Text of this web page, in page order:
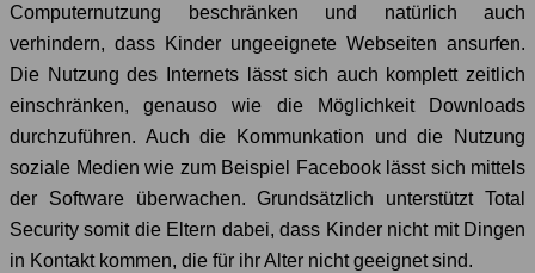
Computernutzung beschränken und natürlich auch
verhindern, dass Kinder ungeeignete Webseiten ansurfen.
Die Nutzung des Internets lässt sich auch komplett zeitlich
einschränken, genauso wie die Möglichkeit Downloads
durchzuführen. Auch die Kommunkation und die Nutzung
soziale Medien wie zum Beispiel Facebook lässt sich mittels
der Software überwachen. Grundsätzlich unterstützt Total
Security somit die Eltern dabei, dass Kinder nicht mit Dingen
in Kontakt kommen, die für ihr Alter nicht geeignet sind.